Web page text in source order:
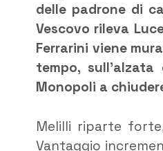
delle padrone di
Vescovo rileva
Ferrarini viene
tempo,
Monopoli a
Melilli riparte
Vantaggio